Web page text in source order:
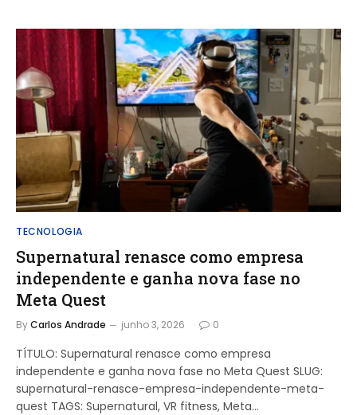
TECNOLOGIA
Supernatural renasce como empresa
independente e ganha nova fase no
Meta Quest
ByCarlos Andrade junho 3, 2026 0
TÍTULO: Supernatural renasce como empresa
independente e ganha nova fase no Meta Quest SLUG:
supernatural-renasce-empresa-independente-meta-
quest TAGS: Supernatural, VR fitness, Meta…